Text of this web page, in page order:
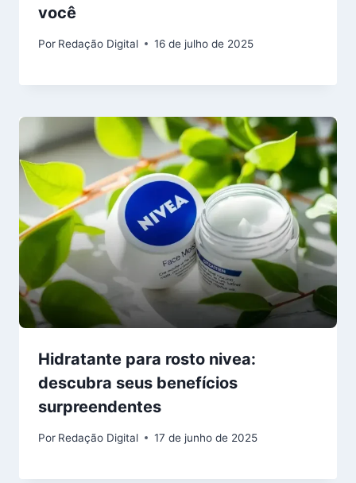
você
Por Redação Digital 16 de julho de 2025
Hidratante para rosto nivea:
descubra seus benefícios
surpreendentes
Por Redação Digital 17 de junho de 2025